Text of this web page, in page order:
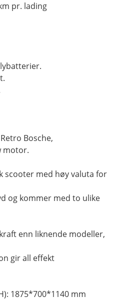
pr. lading
Bosche,
motor.
scooter med høy valuta for
og kommer med to ulike
enn liknende modeller,
gir all effekt
1875*700*1140 mm